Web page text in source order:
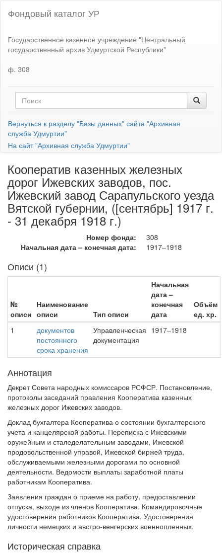
Фондовый каталог УР
Государственное казенное учреждение "Центральный
государственный архив Удмуртской Республики"
ф. 308
Вернуться к разделу "Базы данных" сайта "Архивная
служба Удмуртии"
На сайт "Архивная служба Удмуртии"
Кооператив казенных железных
дорог Ижевских заводов, пос.
Ижевский завод Сарапульского уезда
Вятской губернии, ([сентябрь] 1917 г.
- 31 декабря 1918 г.)
Номер фонда:
308
Начальная дата – конечная дата:
1917–1918
Описи (1)
№
описи
Наименование
описи
Тип описи
Начальная
дата –
конечная
дата
Объём
ед. хр.
1
документов
постоянного
срока хранения
Управленческая
документация
1917–1918
Аннотация
Декрет Совета народных комиссаров РСФСР. Постановление,
протоколы заседаний правления Кооператива казенных
железных дорог Ижевских заводов.
Доклад бухгалтера Кооператива о состоянии бухгалтерского
учета и канцелярской работы. Переписка с Ижевскими
оружейным и сталеделательным заводами, Ижевской
продовольственной управой, Ижевской биржей труда,
обслуживаемыми железными дорогами по основной
деятельности. Ведомости выплаты заработной платы
работникам Кооператива.
Заявления граждан о приеме на работу, предоставлении
отпуска, выходе из членов Кооператива. Командировочные
удостоверения работников Кооператива. Удостоверения
личности немецких и австро-венгерских военнопленных.
Историческая справка